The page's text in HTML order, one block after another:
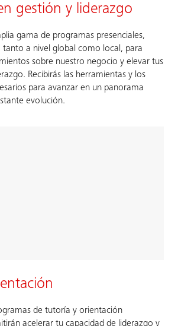
gestión y liderazgo
gama de programas presenciales,
tanto a nivel global como local, para
sobre nuestro negocio y elevar tus
Recibirás las herramientas y los
para avanzar en un panorama
evolución.
de tutoría y orientación
acelerar tu capacidad de liderazgo y